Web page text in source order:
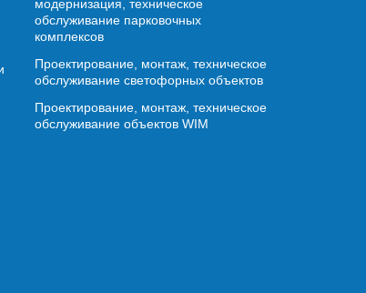
модернизация, техническое
обслуживание парковочных
комплексов
Проектирование, монтаж, техническое
обслуживание светофорных объектов
Проектирование, монтаж, техническое
обслуживание объектов WIM